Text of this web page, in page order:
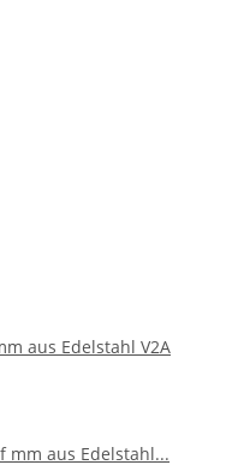
aus Edelstahl V2A